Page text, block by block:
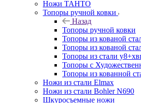
Ножи ТАНТО
Топоры ручной ковки
Назад
Топоры ручной ковки
Топоры из кованой
Топоры из кованой
Топоры из стали
Топоры с
Топоры из кованной
Ножи из стали Elmax
Ножи из стали Bohler N690
Шкуросъемные ножи